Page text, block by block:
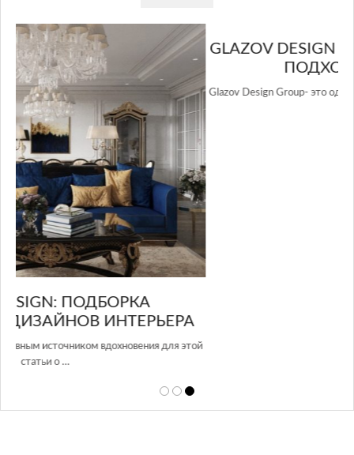
GLAZOV DESIGN GROUP – УНИКАЛЬНЫЙ
ПОДХОД К ДИЗАЙНУ
Glazov Design Group- это одна из лучших студий дизайна интерьера